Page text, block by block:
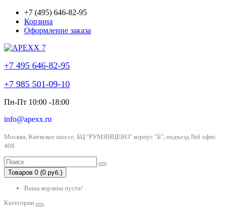
+7 (495) 646-82-95
Корзина
Оформление заказа
+7 495 646-82-95
+7 985 501-09-10
Пн-Пт 10:00 -18:00
info@apexx.ru
Москва, Киевское шоссе, БЦ "РУМЯНЦЕВО" корпус "Б", подъезд №6 офис
408
Товаров 0 (0 руб.)
Ваша корзина пуста!
Категории